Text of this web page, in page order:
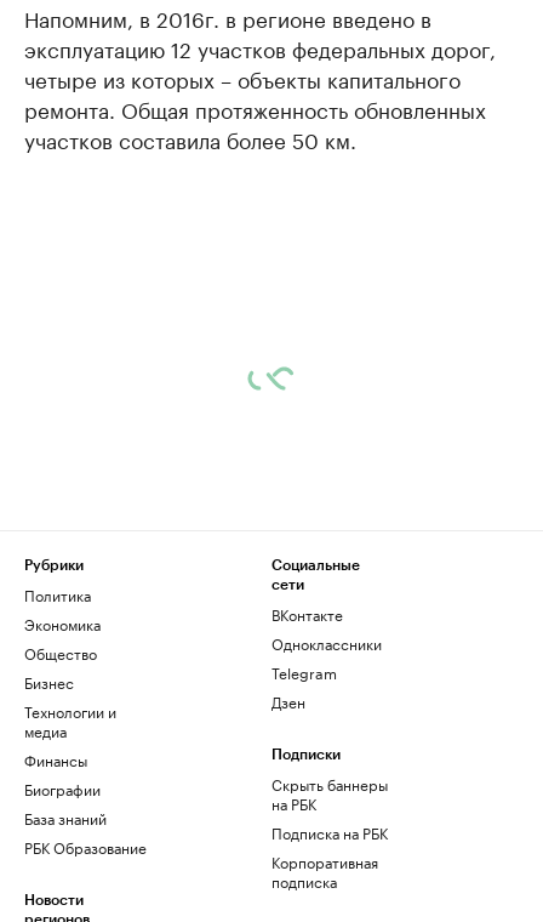
Напомним, в 2016г. в регионе введено в
эксплуатацию 12 участков федеральных дорог,
четыре из которых – объекты капитального
ремонта. Общая протяженность обновленных
участков составила более 50 км.
Рубрики
Политика
Экономика
Общество
Бизнес
Технологии и
медиа
Финансы
Биографии
База знаний
РБК Образование
Новости
Социальные
сети
ВКонтакте
Одноклассники
Telegram
Дзен
Подписки
Скрыть баннеры
на РБК
Подписка на РБК
Корпоративная
подписка